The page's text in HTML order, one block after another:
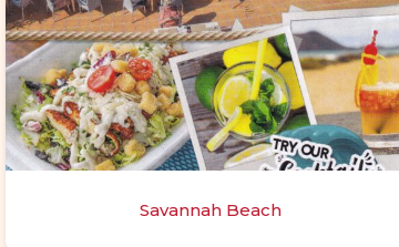
Savannah Beach